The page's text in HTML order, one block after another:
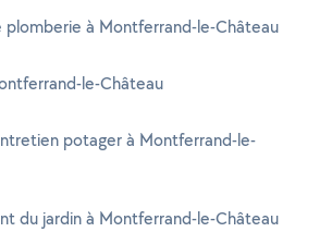
plomberie à Montferrand-le-Château
le-Château
potager à Montferrand-le-
du jardin à Montferrand-le-Château